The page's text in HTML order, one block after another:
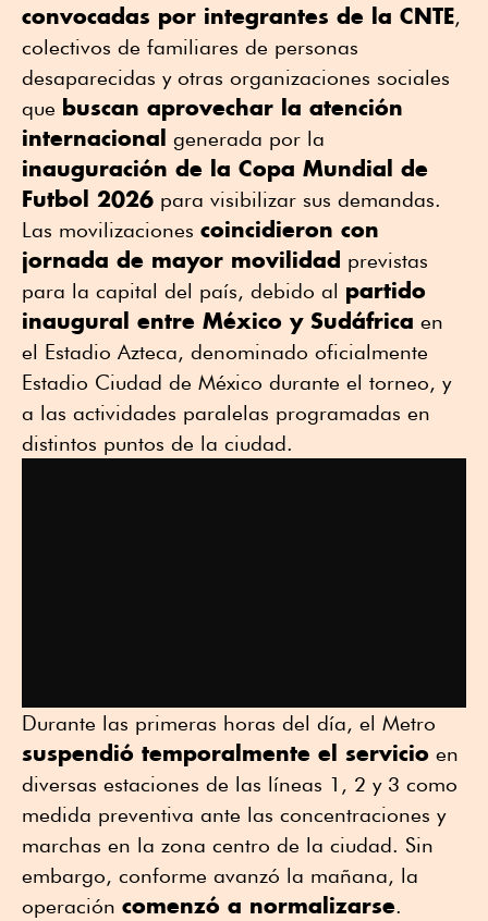
convocadas por integrantes de la CNTE,
colectivos de familiares de personas
desaparecidas y otras organizaciones sociales
que buscan aprovechar la atención
internacional generada por la
inauguración de la Copa Mundial de
Futbol 2026 para visibilizar sus demandas.
Las movilizaciones coincidieron con
jornada de mayor movilidad previstas
para la capital del país, debido al partido
inaugural entre México y Sudáfrica en
el Estadio Azteca, denominado oficialmente
Estadio Ciudad de México durante el torneo, y
a las actividades paralelas programadas en
distintos puntos de la ciudad.
Durante las primeras horas del día, el Metro
suspendió temporalmente el servicio en
diversas estaciones de las líneas 1, 2 y 3 como
medida preventiva ante las concentraciones y
marchas en la zona centro de la ciudad. Sin
embargo, conforme avanzó la mañana, la
operación comenzó a normalizarse.